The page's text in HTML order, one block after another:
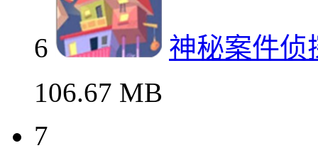
6
神秘案件侦
106.67 MB
7